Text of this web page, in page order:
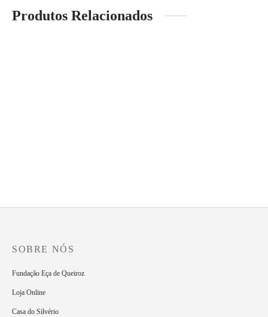
Produtos Relacionados
SOBRE NÓS
Fundação Eça de Queiroz
Loja Online
Casa do Silvério